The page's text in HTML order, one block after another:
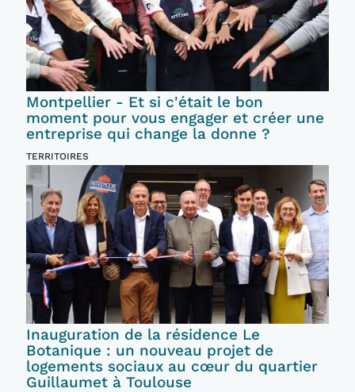
Montpellier - Et si c'était le bon
moment pour vous engager et créer une
entreprise qui change la donne ?
TERRITOIRES
Inauguration de la résidence Le
Botanique : un nouveau projet de
logements sociaux au cœur du quartier
Guillaumet à Toulouse